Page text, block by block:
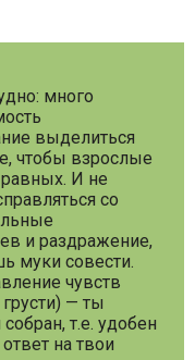
много
выделиться
чтобы взрослые
И не
со
и раздражение,
муки совести.
чувств
— ты
т.е. удобен
на твои